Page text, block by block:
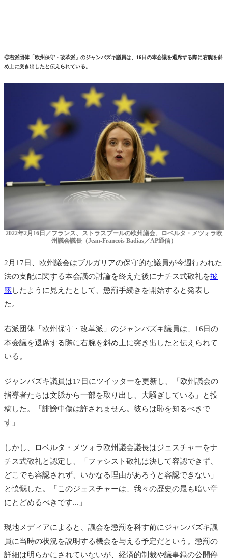
◎右派団体「欧州保守・改革派」のジャンバズキ議員は、16日の本会議を退席する際に右腕を斜
め上に突き出したと伝えられている。
2022年2月16日／フランス、ストラスブールの欧州議会、ロベルタ・メツォラ欧
州議会議長（Jean-Francois Badias／AP通信）
2月17日、欧州議会はブルガリアの保守的な議員が今週行われた
法の支配に関する本会議の討論を終えた後にナチス式敬礼を披
露したように見えたとして、懲罰手続きを開始すると発表し
た。
右派団体「欧州保守・改革派」のジャンバズキ議員は、16日の
本会議を退席する際に右腕を斜め上に突き出したと伝えられて
いる。
ジャンバズキ議員は17日にツイッターを更新し、「欧州議会の
指導者たちは文脈から一部を取り出し、大騒ぎしている」と投
稿した。「誹謗中傷は許されません。彼らは恥を知るべきで
す」
しかし、ロベルタ・メツォラ欧州議会議長はジェスチャーをナ
チス式敬礼と認定し、「ファシスト敬礼は決して容認できず、
どこでも容認されず、いかなる理由があろうと容認できない」
と憤慨した。「このジェスチャーは、我々の歴史の最も暗い章
にとどめるべきです...」
現地メディアによると、議会を懲罰を科す前にジャンバズキ議
員に当時の状況を説明する機会を与える予定だという。懲罰の
詳細は明らかにされていないが、経済的制裁や議事録の公開停